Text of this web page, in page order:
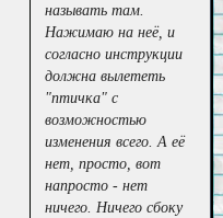
называть там.
Нажимаю на неё, и
согласно инструкции
должна вылететь
"птичка" с
возможностью
изменения всего. А её
нет, просто, вот
напросто - нет
ничего. Ничего сбоку